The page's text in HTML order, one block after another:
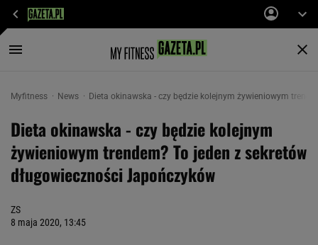
Myfitness News Dieta okinawska - czy będzie kolejnym żywieniowym
Dieta okinawska - czy będzie kolejnym
żywieniowym trendem? To jeden z sekretów
długowieczności Japończyków
ZS
8 maja 2020, 13:45